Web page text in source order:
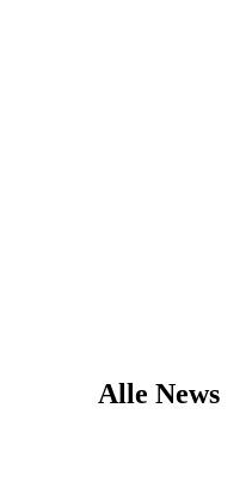
Alle News